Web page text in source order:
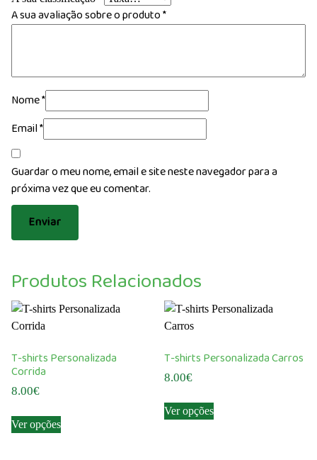
A sua avaliação sobre o produto*
Nome*
Email*
Guardar o meu nome, email e site neste navegador para a
próxima vez que eu comentar.
Produtos Relacionados
T-shirts Personalizada
Corrida
8.00€
Ver opçõesproduct
T-shirts Personalizada Carros
8.00€
Ver opçõesproduct